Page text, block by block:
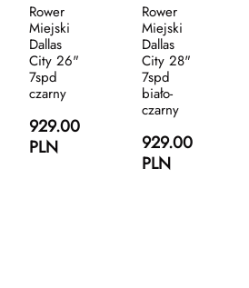
Rower
Miejski
Dallas
City 26"
7spd
czarny
929.00
PLN
Rower
Miejski
Dallas
City 28"
7spd
biało-
czarny
929.00
PLN